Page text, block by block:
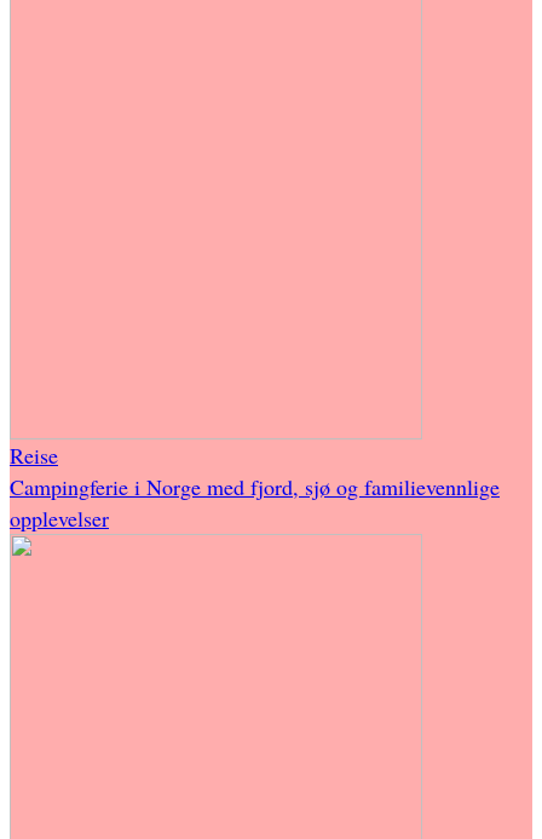
Reise
Campingferie i Norge med fjord, sjø og familievennlige
opplevelser